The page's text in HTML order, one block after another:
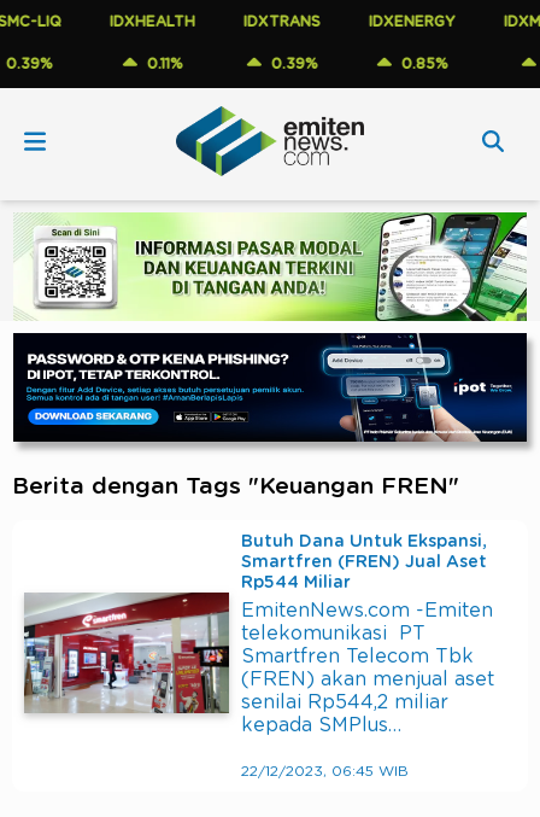
LIQ IDXHEALTH
0.11%
IDXTRANS
0.39%
IDXENERGY
0.85%
Berita dengan Tags "Keuangan FREN"
Butuh Dana Untuk Ekspansi,
Smartfren (FREN) Jual Aset
Rp544 Miliar
EmitenNews.com -Emiten
telekomunikasi PT
Smartfren Telecom Tbk
(FREN) akan menjual aset
senilai Rp544,2 miliar
kepada SMPlus…
22/12/2023, 06:45 WIB